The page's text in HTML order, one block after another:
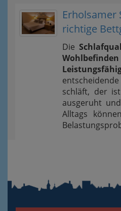
Erholsamer
richtige
Die
schläft, der
ausgeruht
Alltags